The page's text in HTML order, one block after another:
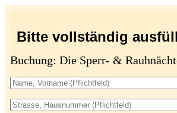
Bitte vollständig
Buchung: Die Sperr- &